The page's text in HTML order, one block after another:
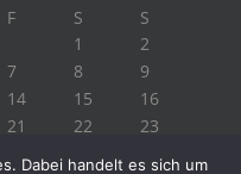
F S
S
1
2
7 8
9
14 15
16
21 22
23
Dabei handelt es sich um